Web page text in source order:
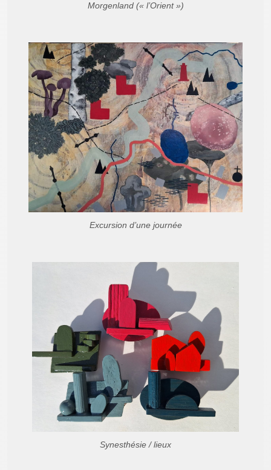
Morgenland (« l’Orient »)
Excursion d’une journée
Synesthésie / lieux